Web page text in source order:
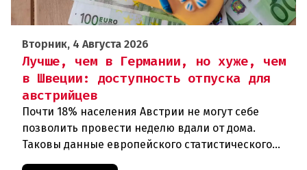
Вторник, 4 Августа 2026
Лучше, чем в Германии, но хуже, чем
в Швеции: доступность отпуска для
австрийцев
Почти 18% населения Австрии не могут себе
позволить провести неделю вдали от дома.
Таковы данные европейского статистического
агентства Eurostat за 2025 год. И хотя ситуация в